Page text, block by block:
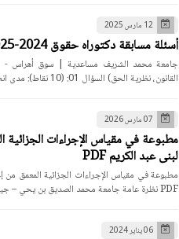
12 مارس 2025
أسئلة مسابقة دكتوراه حقوق 2024-2025
جامعة محمد الشريف مساعدية | سوق أهراس -
القانون، نظرية الحق) السؤال 01: (10 نقاط): مدى انطب…
07 مارس 2026
مطبوعة في مقياس الإجراءات الجزائية
لبنى عبد الكريم PDF
مطبوعة في مقياس الإجراءات الجزائية المعمق من
PDF نظرة عامة جامعة محمد الصديق بن يحي – جيجل - ك…
06 يناير 2024